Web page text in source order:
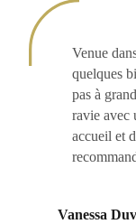
Venue
quelques
pas à
ravie avec
accueil et
Vanessa Duv